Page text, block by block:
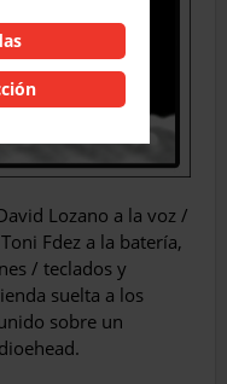
Lozano a la voz /
Fdez a la batería,
/ teclados y
suelta a los
sobre un